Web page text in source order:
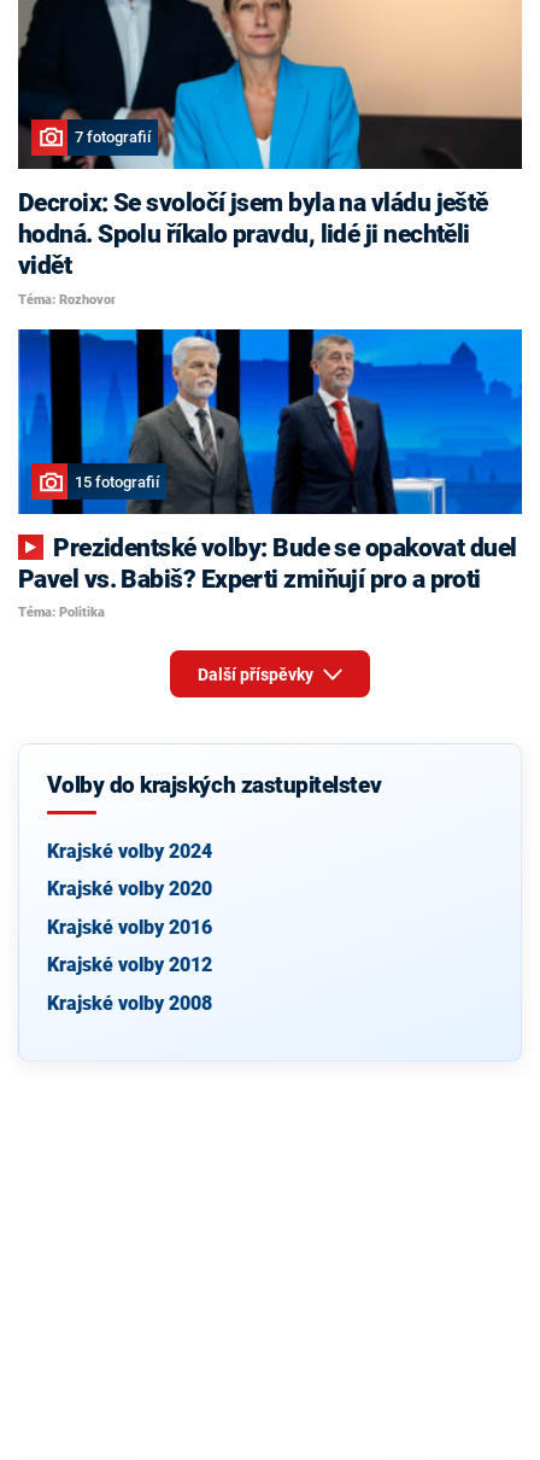
7 fotografií
Decroix: Se svoločí jsem byla na vládu ještě
hodná. Spolu říkalo pravdu, lidé ji nechtěli
vidět
Téma: Rozhovor
15 fotografií
Pavel vs. Babiš? Experti zmiňují pro a proti
Téma: Politika
Další příspěvky
Volby do krajských zastupitelstev
Krajské volby 2024
Krajské volby 2020
Krajské volby 2016
Krajské volby 2012
Krajské volby 2008